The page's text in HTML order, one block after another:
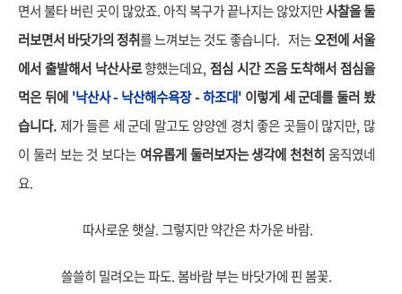
면서 불타 버린 곳이 많았죠. 아직 복구가 끝나지는 않았지만사찰을 둘
러보면서 바닷가의 정취를 느껴보는 것도 좋습니다. 저는오전에 서울
에서 출발해서 낙산사로향했는데요, 점심 시간 즈음 도착해서 점심을
먹은 뒤에'낙산사 - 낙산해수욕장 - 하조대' 이렇게 세 군데를 둘러 봤
습니다. 제가 들른 세 군데 말고도 양양엔 경치 좋은 곳들이 많지만, 많
이 둘러 보는 것 보다는 여유롭게 둘러보자는 생각에 천천히움직였네
요.
따사로운 햇살. 그렇지만 약간은 차가운 바람.
쓸쓸히 밀려오는 파도. 봄바람 부는 바닷가에 핀 봄꽃.